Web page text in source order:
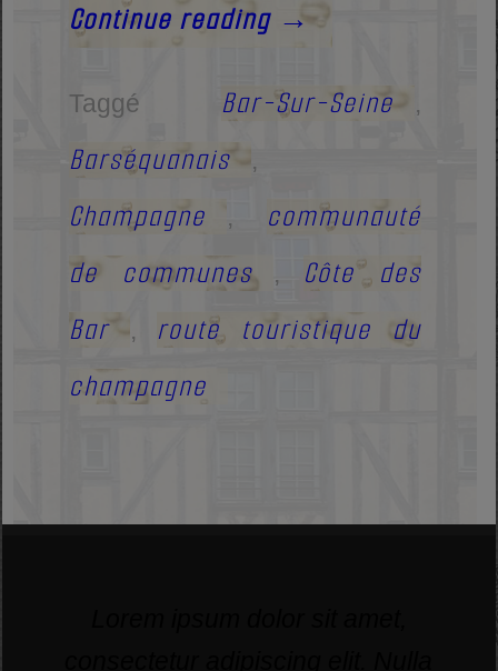
Continue reading →
Taggé Bar-Sur-Seine ,
Barséquanais ,
Champagne , communauté
de communes
, Côte des
Bar
, route touristique du
champagne